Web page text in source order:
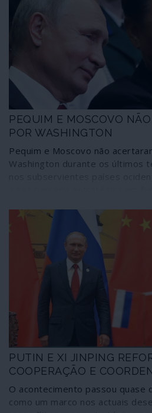
PEQUIM E MOSCOVO
POR WASHINGTON
Pequim e Moscovo não
Washington durante os últimos
“autorização” decorrente da
Enquanto decorria o duelo de
Unidos, o Comité Central do
apreciou o plano quinquenal até
caminho do país para a
mais elevado nível tecnológico.
Moscovo afinou-se em debates
reconhecidos fracassos
opções próprias que estão a
coincidentes com os do
PUTIN E XI JINPING
COOPERAÇÃO E
O acontecimento passou quase
como um marco nos actuais